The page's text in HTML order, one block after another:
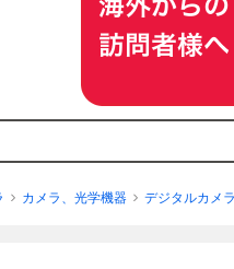
カメラ、光学機器 デジタルカメ